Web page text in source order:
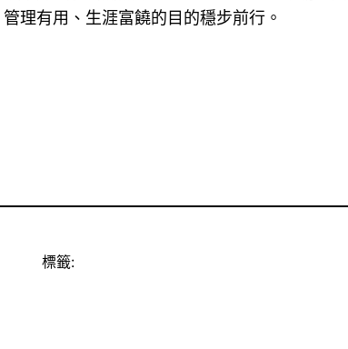
理有用、生涯富饒的目的穩步前行。
標籤: